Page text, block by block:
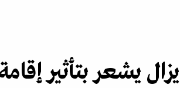
يشعر بتأثير